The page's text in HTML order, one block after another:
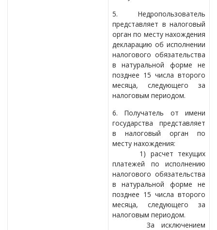
5. Недропользователь
представляет в налоговый
орган по месту нахождения
декларацию об исполнении
налогового обязательства
в натуральной форме не
позднее 15 числа второго
месяца, следующего за
налоговым периодом.
6. Получатель от имени
государства представляет
в налоговый орган по
месту нахождения:
1) расчет текущих
платежей по исполнению
налогового обязательства
в натуральной форме не
позднее 15 числа второго
месяца, следующего за
налоговым периодом.
За исключением